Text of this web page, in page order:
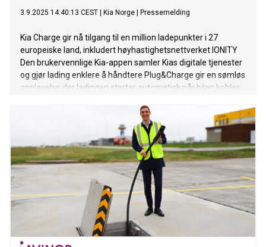
3.9.2025 14:40:13 CEST Kia Norge Pressemelding
Kia Charge gir nå tilgang til en million ladepunkter i 27
europeiske land, inkludert høyhastighetsnettverket IONITY
Den brukervennlige Kia-appen samler Kias digitale tjenester
og gjør lading enklere å håndtere Plug&Charge gir en sømløs
opplevelse der ladingen starter automatisk når bilen kobles
ansvarlig mobilitet matches hver ladesesjon med fornybar